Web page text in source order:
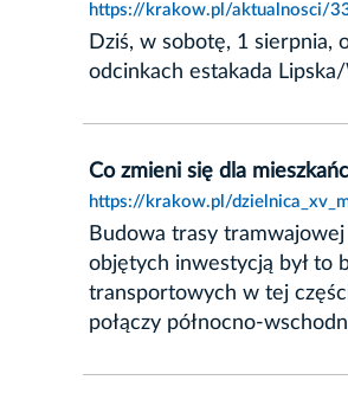
https://krakow.pl/aktualnosci/
Dziś, w sobotę, 1 sierpnia,
odcinkach estakada
Co zmieni się dla
https://krakow.pl/
Budowa trasy
objętych inwestycją był to
transportowych w tej
połączy północno-